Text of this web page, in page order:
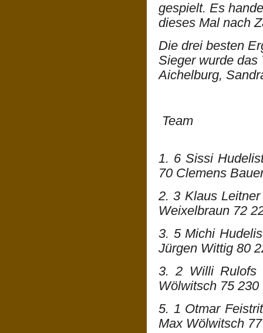
gespielt. Es
dieses Mal nach
Die drei besten
Sieger wurde das
Aichelburg,
Team
1. 6 Sissi
70 Clemens
2. 3 Klaus
Weixelbraun 72
3. 5 Michi
Jürgen Wittig 80
3. 2 Willi Rulofs
Wölwitsch 75 230
5. 1 Otmar
Max Wölwitsch